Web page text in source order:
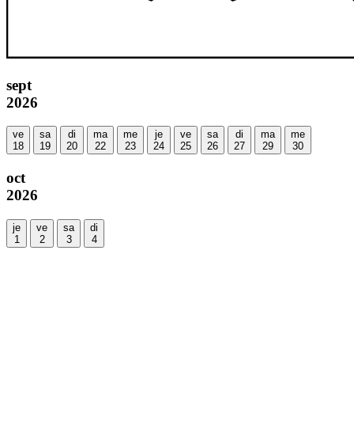
sept
2026
ve
18
sa
19
di
20
ma
22
me
23
je
24
ve
25
sa
26
di
27
ma
29
me
30
oct
2026
je
1
ve
2
sa
3
di
4